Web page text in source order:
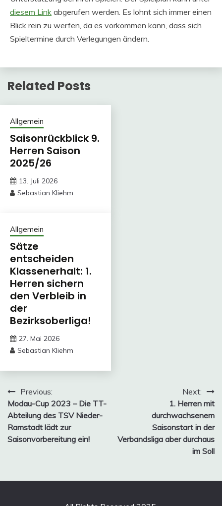
diesem Link abgerufen werden. Es lohnt sich immer einen
Blick rein zu werfen, da es vorkommen kann, dass sich
Spieltermine durch Verlegungen ändern.
Related Posts
Allgemein
Saisonrückblick 9.
Herren Saison
2025/26
13. Juli 2026
Sebastian Kliehm
Allgemein
Sätze
entscheiden
Klassenerhalt: 1.
Herren sichern
den Verbleib in
der
Bezirksoberliga!
27. Mai 2026
Sebastian Kliehm
Beitragsnavigation
Previous:
Modau-Cup 2023 – Die TT-
Abteilung des TSV Nieder-
Ramstadt lädt zur
Saisonvorbereitung ein!
Next:
1. Herren mit
durchwachsenem
Saisonstart in der
Verbandsliga aber durchaus
im Soll